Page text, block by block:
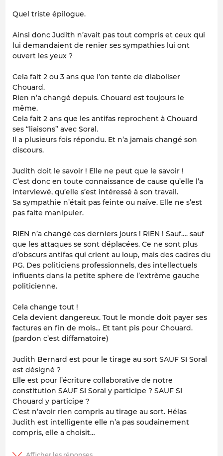
Quel triste épilogue.
Ainsi donc Judith n’avait pas tout compris et ceux qui
lui demandaient de renier ses sympathies lui ont
ouvert les yeux ?
Cela fait 2 ou 3 ans que l’on tente de diaboliser
Chouard.
Rien n’a changé depuis. Chouard est toujours le
même.
Cela fait 2 ans que les antifas reprochent à Chouard
ses “liaisons” avec Soral.
Il a plusieurs fois répondu. Et n’a jamais changé son
discours.
Judith doit le savoir ! Elle ne peut que le savoir !
C’est donc en toute connaissance de cause qu’elle l’a
interviewé, qu’elle s’est intéressé à son travail.
Sa sympathie n’était pas feinte ou naïve. Elle ne s’est
pas faite manipuler.
RIEN n’a changé ces derniers jours ! RIEN ! Sauf…. sauf
que les attaques se sont déplacées. Ce ne sont plus
d’obscurs antifas qui crient au loup, mais des cadres du
PG. Des politiciens professionnels, des intellectuels
influents dans la petite sphere de l’extrème gauche
politicienne.
Cela change tout !
Cela devient dangereux. Tout le monde doit payer ses
factures en fin de mois… Et tant pis pour Chouard.
(pardon c’est diffamatoire)
Judith Bernard est pour le tirage au sort SAUF SI Soral
est désigné ?
Elle est pour l’écriture collaborative de notre
constitution SAUF SI Soral y participe ? SAUF SI
Chouard y participe ?
C’est n’avoir rien compris au tirage au sort. Hélas
Judith est intelligente elle n’a pas soudainement
compris, elle a choisit…